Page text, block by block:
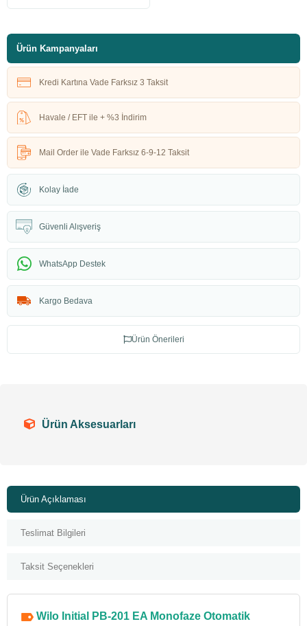
Ürün Kampanyaları
Kredi Kartına Vade Farksız 3 Taksit
Havale / EFT ile + %3 İndirim
Mail Order ile Vade Farksız 6-9-12 Taksit
Kolay İade
Güvenli Alışveriş
WhatsApp Destek
Kargo Bedava
Ürün Önerileri
Ürün Aksesuarları
Ürün Açıklaması
Teslimat Bilgileri
Taksit Seçenekleri
Wilo Initial PB-201 EA Monofaze Otomatik